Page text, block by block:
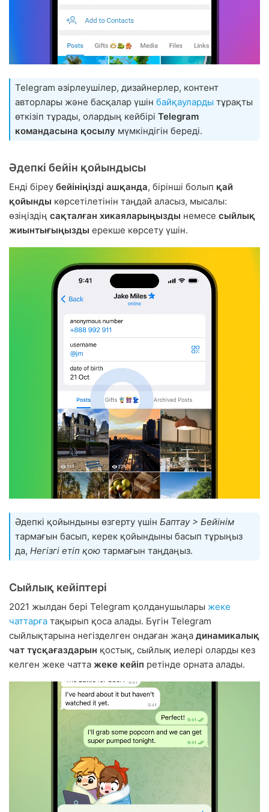
Telegram әзірлеушілер, дизайнерлер, контент
авторлары және басқалар үшін байқауларды тұрақты
өткізіп тұрады, олардың кейбірі Telegram
командасына қосылу мүмкіндігін береді.
Әдепкі бейін қойындысы
Енді біреу бейініңізді ашқанда, бірінші болып қай
қойынды көрсетілетінін таңдай аласыз, мысалы:
өзіңіздің сақталған хикаяларыңызды немесе сыйлық
жиынтығыңызды ерекше көрсету үшін.
Әдепкі қойындыны өзгерту үшін Баптау > Бейінім
тармағын басып, керек қойындыны басып тұрыңыз
да, Негізгі етіп қою тармағын таңдаңыз.
Сыйлық кейіптері
2021 жылдан бері Telegram қолданушылары жеке
чаттарға тақырып қоса алады. Бүгін Telegram
сыйлықтарына негізделген ондаған жаңа динамикалық
чат тұсқағаздарын қостық, сыйлық иелері оларды кез
келген жеке чатта жеке кейіп ретінде орната алады.